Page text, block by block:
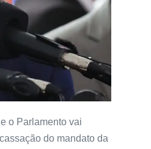
o Parlamento vai
do mandato da